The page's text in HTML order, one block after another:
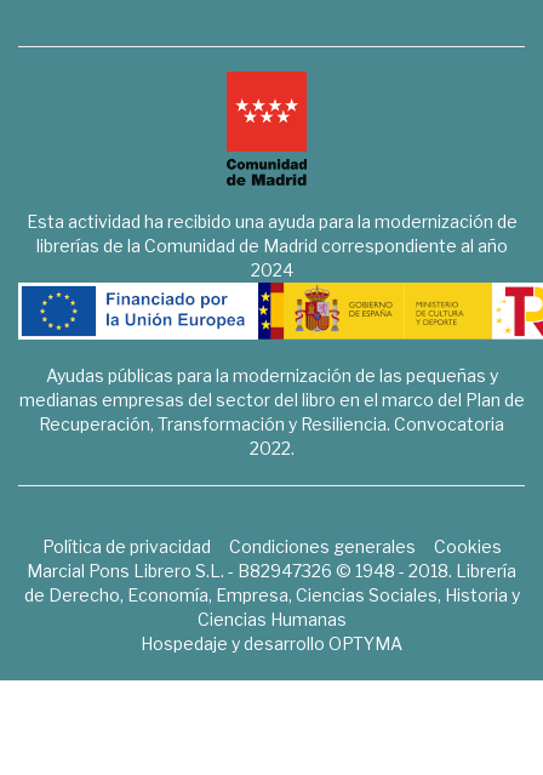
Esta actividad ha recibido una ayuda para la modernización de
librerías de la Comunidad de Madrid correspondiente al año
2024
Ayudas públicas para la modernización de las pequeñas y
medianas empresas del sector del libro en el marco del Plan de
Recuperación, Transformación y Resiliencia. Convocatoria
2022.
Política de privacidad Condiciones generales
Cookies
Marcial Pons Librero S.L. - B82947326 © 1948 - 2018. Librería
de Derecho, Economía, Empresa, Ciencias Sociales, Historia y
Ciencias Humanas
Hospedaje y desarrollo OPTYMA